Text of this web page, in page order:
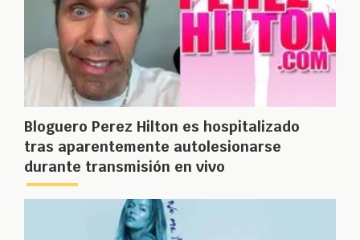
Bloguero Perez Hilton es hospitalizado
tras aparentemente autolesionarse
durante transmisión en vivo